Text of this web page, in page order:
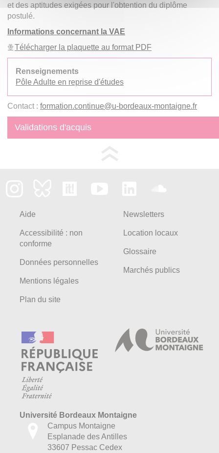
et des aptitudes exigées pour l'obtention du diplôme
postulé.
Informations concernant la VAE
Télécharger la plaquette au format PDF
Renseignements
Pôle Adulte en reprise d'études
Contact : formation.continue@u-bordeaux-montaigne.fr
Validations d'acquis
Aide
Accessibilité : non
conforme
Données personnelles
Mentions légales
Plan du site
Newsletters
Location locaux
Glossaire
Marchés publics
Université Bordeaux Montaigne
Campus Montaigne
Esplanade des Antilles
33607 Pessac Cedex